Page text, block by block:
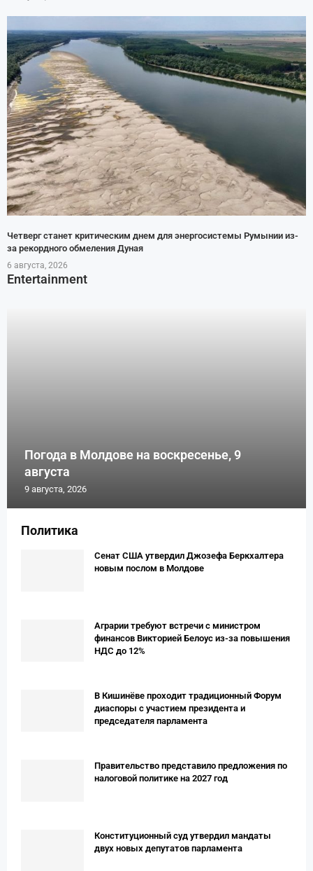
Четверг станет критическим днем для энергосистемы Румынии из-
за рекордного обмеления Дуная
6 августа, 2026
Entertainment
Погода в Молдове на воскресенье, 9
августа
9 августа, 2026
Политика
Сенат США утвердил Джозефа Беркхалтера
новым послом в Молдове
Аграрии требуют встречи с министром
финансов Викторией Белоус из-за повышения
НДС до 12%
В Кишинёве проходит традиционный Форум
диаспоры с участием президента и
председателя парламента
Правительство представило предложения по
налоговой политике на 2027 год
Конституционный суд утвердил мандаты
двух новых депутатов парламента